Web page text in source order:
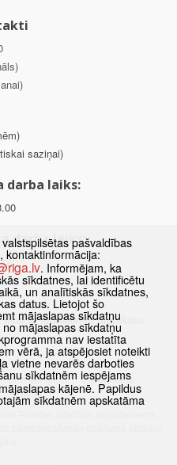
saziņai)
darba laiks:
darba laiks:
ar iepriekšēju pierakstu.
jautājumi
Lapas karte
Kontakti
Pilsētas attīstības departaments.
pašvaldības
kontaktinformācija:
. Informējam, ka
sīkdatnes, lai identificētu
un analītiskās sīkdatnes,
datus. Lietojot šo
mājaslapas sīkdatņu
mājaslapas sīkdatņu
nav iestatīta
vērā, ja atspējosiet noteikti
vietne nevarēs darboties
sīkdatnēm iespējams
kājenē. Papildus
sīkdatnēm apskatāma